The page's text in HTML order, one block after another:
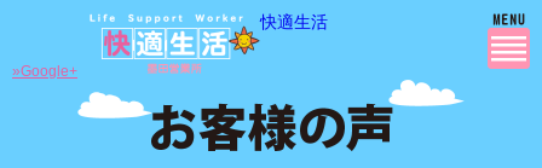
快適生活
»Google+